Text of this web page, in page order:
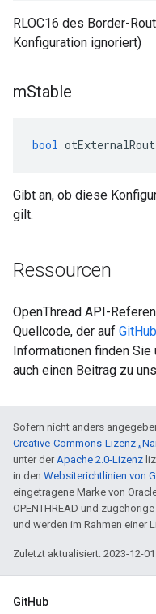
RLOC16 des Border-
Konfiguration ignoriert)
mStable
bool
Gibt an, ob diese
gilt.
Ressourcen
OpenThread API-
Quellcode, der auf GitHub
Informationen finden Sie
auch einen Beitrag zu
Sofern nicht anders
Creative-Commons-Lizenz
unter derApache 2.0-Lizenz
in den Websiterichtlinien von
eingetragene Marke von
OPENTHREAD und
und werden im Rahmen einer
Zuletzt aktualisiert: 2023-12-01
GitHub